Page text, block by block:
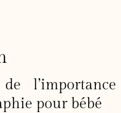
l’importance
pour bébé